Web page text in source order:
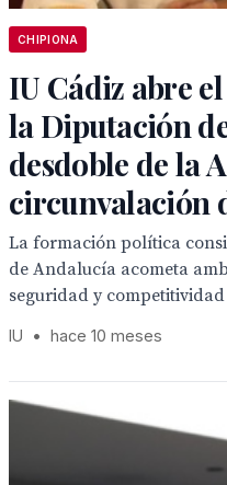
CHIPIONA
IU Cádiz abre
la Diputación
desdoble de la
circunvalación
La formación política
de Andalucía acometa
seguridad y
IU • hace 10 meses